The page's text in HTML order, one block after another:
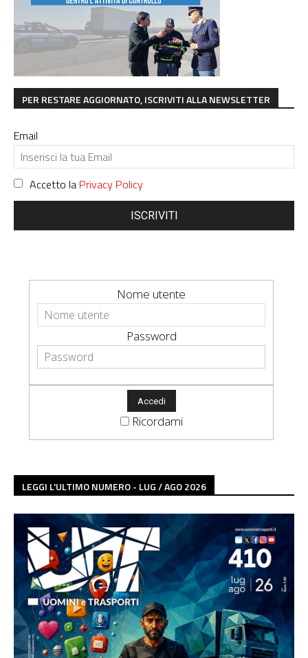
PER RESTARE AGGIORNATO, ISCRIVITI ALLA NEWSLETTER
Email
Accetto la Privacy Policy
ISCRIVITI
Nome utente
Password
Ricordami
LEGGI L'ULTIMO NUMERO - LUG / AGO 2026